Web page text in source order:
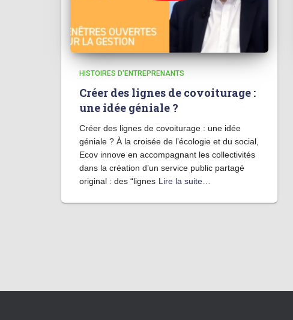
HISTOIRES D'ENTREPRENANTS
Créer des lignes de covoiturage :
une idée géniale ?
Créer des lignes de covoiturage : une idée
géniale ? À la croisée de l’écologie et du social,
Ecov innove en accompagnant les collectivités
dans la création d’un service public partagé
original : des “lignes Lire la suite…